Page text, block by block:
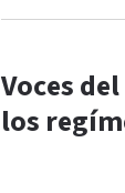
Voces
los